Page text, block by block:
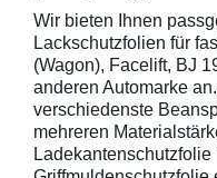
Wir bieten Ihnen
Lackschutzfolien für
(Wagon), Facelift, BJ
anderen Automarke
verschiedenste
mehreren
Ladekantenschutzfolie